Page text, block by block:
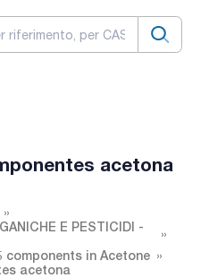
acetona
E PESTICIDI -
in Acetone
acetona